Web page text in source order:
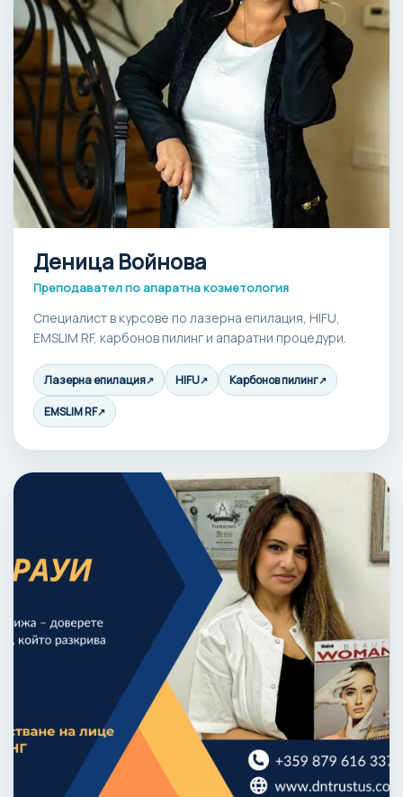
Деница Войнова
Преподавател по апаратна козметология
Специалист в курсове по лазерна епилация, HIFU,
EMSLIM RF, карбонов пилинг и апаратни процедури.
Лазерна епилация↗ HIFU↗ Карбонов пилинг↗
EMSLIM RF↗